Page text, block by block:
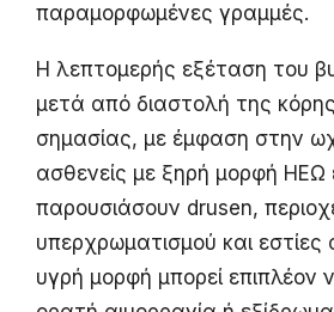
παραμορφωμένες γραμμές.
Η λεπτομερής εξέταση του
μετά από διαστολή της κόρης
σημασίας, με έμφαση στην
ασθενείς με ξηρή μορφή ΗΕΩ
παρουσιάσουν drusen,
υπερχρωματισμού και εστίες
υγρή μορφή μπορεί επιπλέον